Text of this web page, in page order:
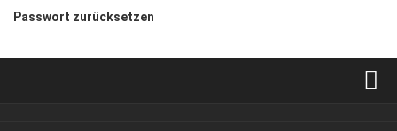
Passwort zurücksetzen